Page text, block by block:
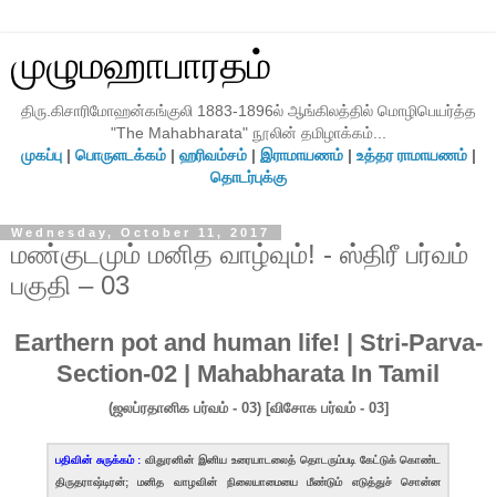
முழுமஹாபாரதம்
திரு.கிசாரிமோஹன்கங்குலி 1883-1896ல் ஆங்கிலத்தில் மொழிபெயர்த்த
"The Mahabharata" நூலின் தமிழாக்கம்...
முகப்பு| பொருளடக்கம்| ஹரிவம்சம்| இராமாயணம்| உத்தர ராமாயணம்|
தொடர்புக்கு
Wednesday, October 11, 2017
மண்குடமும் மனித வாழ்வும்! - ஸ்திரீ பர்வம்
பகுதி – 03
Earthern pot and human life! | Stri-Parva-
Section-02 | Mahabharata In Tamil
(ஜலப்ரதானிக பர்வம் - 03) [விசோக பர்வம் - 03]
பதிவின் சுருக்கம் : விதுரனின் இனிய உரையாடலைத் தொடரும்படி கேட்டுக் கொண்ட
திருதராஷ்டிரன்; மனித வாழவின் நிலையாமையை மீண்டும் எடுத்துச் சொன்ன